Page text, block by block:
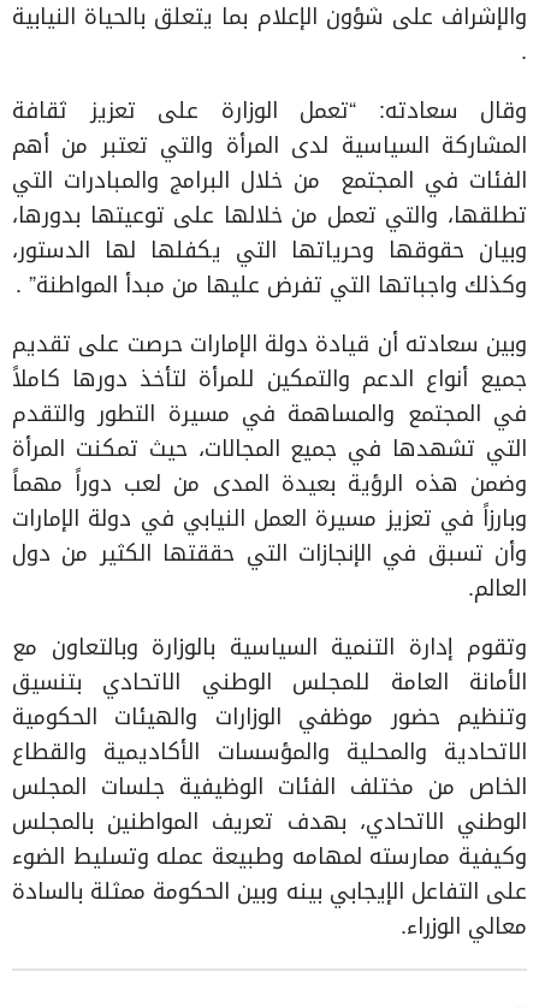
والإشراف على شؤون الإعلام بما يتعلق بالحياة النيابية
.
وقال سعادته: “تعمل الوزارة على تعزيز ثقافة
المشاركة السياسية لدى المرأة والتي تعتبر من أهم
الفئات في المجتمع من خلال البرامج والمبادرات التي
تطلقها، والتي تعمل من خلالها على توعيتها بدورها،
وبيان حقوقها وحرياتها التي يكفلها لها الدستور،
وكذلك واجباتها التي تفرض عليها من مبدأ المواطنة” .
وبين سعادته أن قيادة دولة الإمارات حرصت على تقديم
جميع أنواع الدعم والتمكين للمرأة لتأخذ دورها كاملاً
في المجتمع والمساهمة في مسيرة التطور والتقدم
التي تشهدها في جميع المجالات، حيث تمكنت المرأة
وضمن هذه الرؤية بعيدة المدى من لعب دوراً مهماً
وبارزاً في تعزيز مسيرة العمل النيابي في دولة الإمارات
وأن تسبق في الإنجازات التي حققتها الكثير من دول
العالم.
وتقوم إدارة التنمية السياسية بالوزارة وبالتعاون مع
الأمانة العامة للمجلس الوطني الاتحادي بتنسيق
وتنظيم حضور موظفي الوزارات والهيئات الحكومية
الاتحادية والمحلية والمؤسسات الأكاديمية والقطاع
الخاص من مختلف الفئات الوظيفية جلسات المجلس
الوطني الاتحادي، بهدف تعريف المواطنين بالمجلس
وكيفية ممارسته لمهامه وطبيعة عمله وتسليط الضوء
على التفاعل الإيجابي بينه وبين الحكومة ممثلة بالسادة
معالي الوزراء.